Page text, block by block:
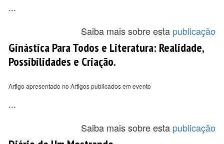
...
Saiba mais sobre esta publicação
Ginástica Para Todos e Literatura: Realidade,
Possibilidades e Criação.
Artigo apresentado no Artigos publicados em evento
...
Saiba mais sobre esta publicação